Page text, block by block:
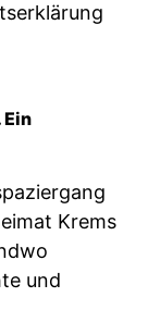
Ein
Krems
und